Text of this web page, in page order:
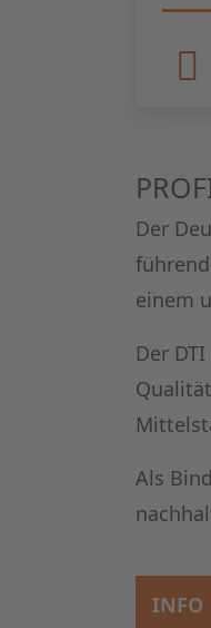
Der
einem
Der
Als
INFO